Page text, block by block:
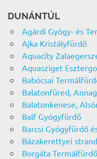
DUNÁNTÚL
Agárdi Gyógy- és
Ajka Kristályfürdő
Aquacity
Aquasziget
Babócsai
Balatonfüred,
Balatonkenese,
Balf Gyógyfürdő
Barcsi Gyógyfürdő
Bázakerettyei
Borgáta Termálfürdő